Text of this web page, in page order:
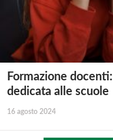
Formazione
dedicata alle scuole
16 agosto 2024